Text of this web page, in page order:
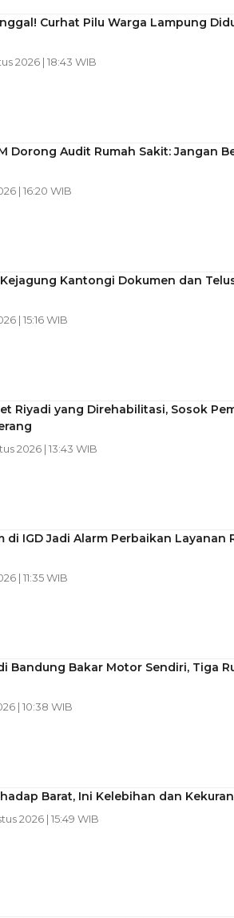
Curhat Pilu Warga Lampung
2026 | 18:43 WIB
Dorong Audit Rumah Sakit: Jangan
| 16:20 WIB
Kantongi Dokumen dan
| 15:16 WIB
Riyadi yang Direhabilitasi, Sosok
2026 | 13:43 WIB
di IGD Jadi Alarm Perbaikan Layanan
| 11:35 WIB
Bandung Bakar Motor Sendiri, Tiga
| 10:38 WIB
Barat, Ini Kelebihan dan
2026 | 15:49 WIB